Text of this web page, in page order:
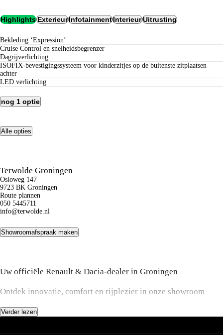
HighlightsExterieurInfotainmentInterieurUitrusting
Bekleding ‘Expression’
Cruise Control en snelheidsbegrenzer
Dagrijverlichting
ISOFIX-bevestigingssysteem voor kinderzitjes op de buitenste zitplaatsen
achter
LED verlichting
nog 1 optie
Alle opties
Terwolde Groningen
Osloweg 147
9723 BK Groningen
Route plannen
050 5445711
info@terwolde.nl
Showroomafspraak maken
Uw officiële Renault & Dacia-dealer in Groningen
Ontdek innovatie, comfort en rijplezier in onze showroom
Bij onze vestiging in Groningen vindt u het volledige
stadsauto’s en ruime SUV’s tot volledig elektrische voertuigen
Verder lezen